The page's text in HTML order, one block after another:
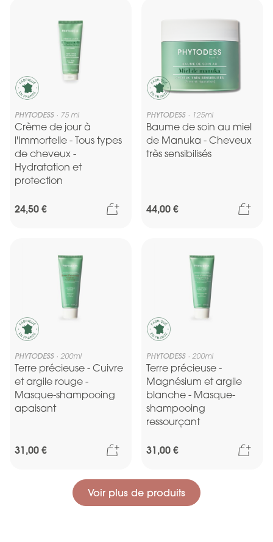
PHYTODESS 75 ml
Crème de jour à
l'Immortelle - Tous types
de cheveux -
Hydratation et
protection
24,50 € Ajouter au panier
PHYTODESS 125ml
Baume de soin au miel
de Manuka - Cheveux
très sensibilisés
44,00 €
PHYTODESS 200ml
Terre précieuse - Cuivre
et argile rouge -
Masque-shampooing
apaisant
31,00 € Ajouter au panier
PHYTODESS 200ml
Terre précieuse -
Magnésium et argile
blanche - Masque-
shampooing
ressourçant
31,00 €
Voir plus de produits